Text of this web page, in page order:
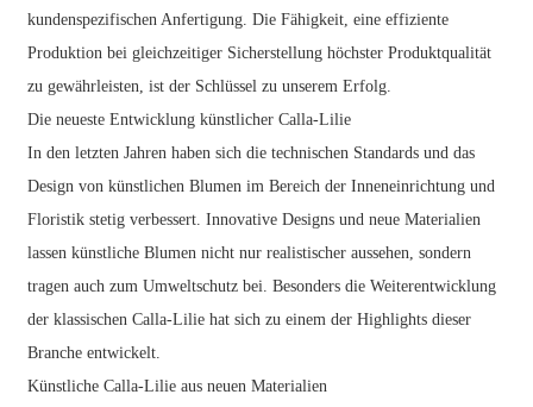
kundenspezifischen Anfertigung. Die Fähigkeit, eine effiziente
Produktion bei gleichzeitiger Sicherstellung höchster Produktqualität
zu gewährleisten, ist der Schlüssel zu unserem Erfolg.
Die neueste Entwicklung künstlicher Calla-Lilie
In den letzten Jahren haben sich die technischen Standards und das
Design von künstlichen Blumen im Bereich der Inneneinrichtung und
Floristik stetig verbessert. Innovative Designs und neue Materialien
lassen künstliche Blumen nicht nur realistischer aussehen, sondern
tragen auch zum Umweltschutz bei. Besonders die Weiterentwicklung
der klassischen Calla-Lilie hat sich zu einem der Highlights dieser
Branche entwickelt.
Künstliche Calla-Lilie aus neuen Materialien